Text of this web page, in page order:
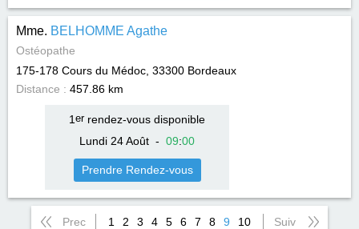
Mme. BELHOMME Agathe
Ostéopathe
175-178 Cours du Médoc, 33300 Bordeaux
Distance : 457.86 km
1 errendez-vous disponible
Lundi 24 Août - 09:00
Prendre Rendez-vous
Prec 1 2 3 4 5 6 7 8 9 10 Suiv